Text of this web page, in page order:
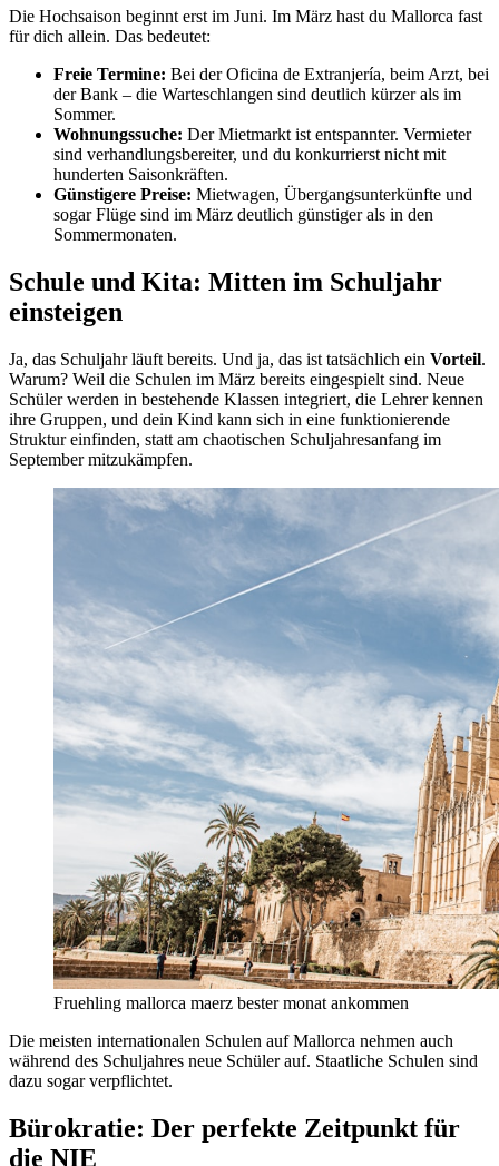
Die Hochsaison beginnt erst im Juni. Im März hast du Mallorca fast
für dich allein. Das bedeutet:
Freie Termine: Bei der Oficina de Extranjería, beim Arzt, bei
der Bank – die Warteschlangen sind deutlich kürzer als im
Sommer.
Wohnungssuche: Der Mietmarkt ist entspannter. Vermieter
sind verhandlungsbereiter, und du konkurrierst nicht mit
hunderten Saisonkräften.
Günstigere Preise: Mietwagen, Übergangsunterkünfte und
sogar Flüge sind im März deutlich günstiger als in den
Sommermonaten.
Schule und Kita: Mitten im Schuljahr
einsteigen
Ja, das Schuljahr läuft bereits. Und ja, das ist tatsächlich ein Vorteil.
Warum? Weil die Schulen im März bereits eingespielt sind. Neue
Schüler werden in bestehende Klassen integriert, die Lehrer kennen
ihre Gruppen, und dein Kind kann sich in eine funktionierende
Struktur einfinden, statt am chaotischen Schuljahresanfang im
September mitzukämpfen.
Fruehling mallorca maerz bester monat ankommen
Die meisten internationalen Schulen auf Mallorca nehmen auch
während des Schuljahres neue Schüler auf. Staatliche Schulen sind
dazu sogar verpflichtet.
Bürokratie: Der perfekte Zeitpunkt für
die NIE